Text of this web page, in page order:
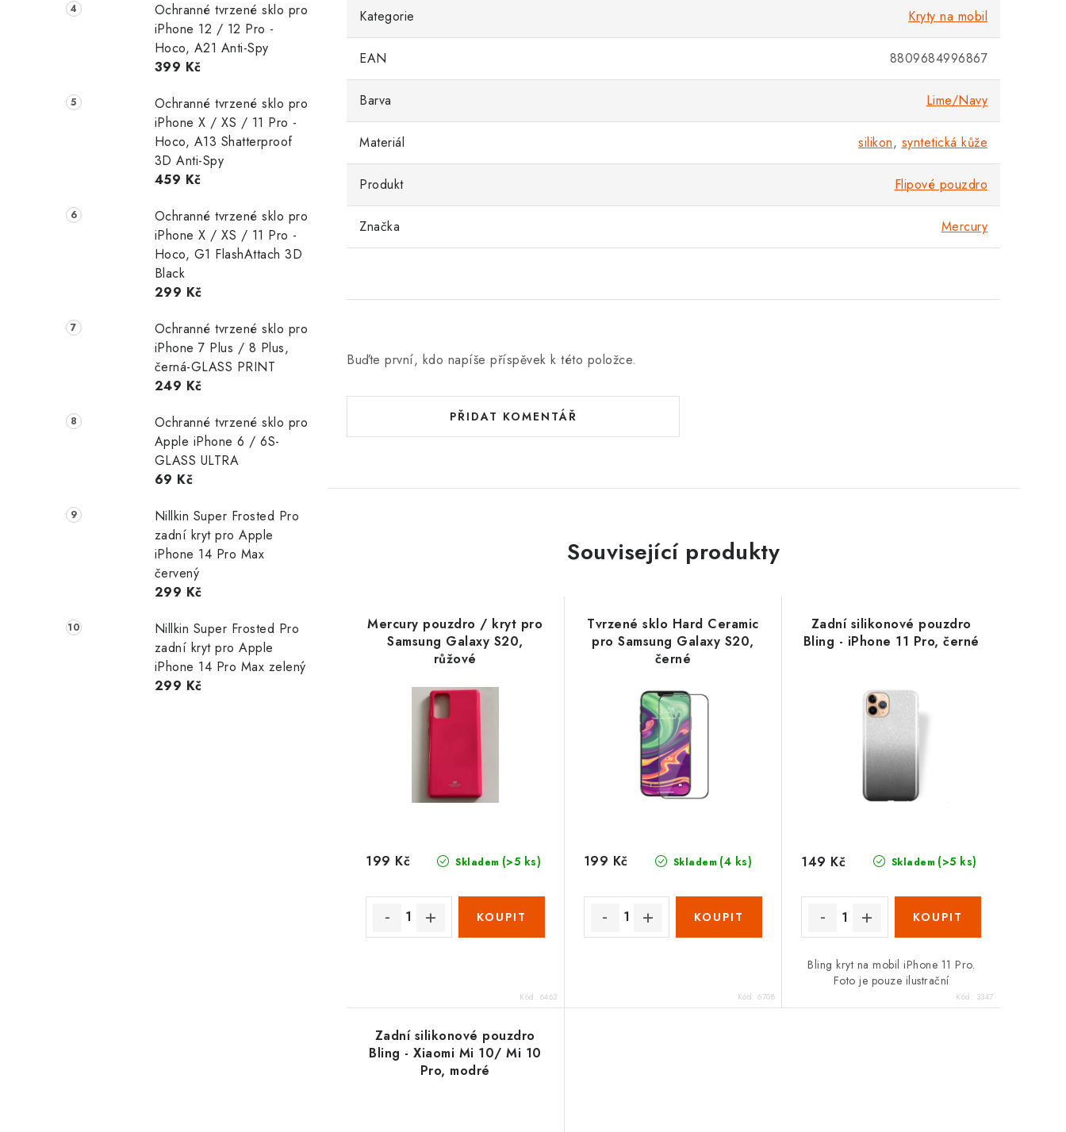
Ochranné tvrzené sklo pro
iPhone 12 / 12 Pro -
Hoco, A21 Anti-Spy
399 Kč
Ochranné tvrzené sklo pro
iPhone X / XS / 11 Pro -
Hoco, A13 Shatterproof
3D Anti-Spy
459 Kč
Ochranné tvrzené sklo pro
iPhone X / XS / 11 Pro -
Hoco, G1 FlashAttach 3D
Black
299 Kč
Ochranné tvrzené sklo pro
iPhone 7 Plus / 8 Plus,
černá-GLASS PRINT
249 Kč
Ochranné tvrzené sklo pro
Apple iPhone 6 / 6S-
GLASS ULTRA
69 Kč
Nillkin Super Frosted Pro
zadní kryt pro Apple
iPhone 14 Pro Max
červený
299 Kč
Nillkin Super Frosted Pro
zadní kryt pro Apple
iPhone 14 Pro Max zelený
299 Kč
Kategorie Kryty na mobil
EAN 8809684996867
Barva Lime/Navy
Materiál silikon, syntetická kůže
Produkt Flipové pouzdro
Značka Mercury
Buďte první, kdo napíše příspěvek k této položce.
PŘIDAT KOMENTÁŘ
Související produkty
Mercury pouzdro / kryt pro
Samsung Galaxy S20,
růžové
Skladem (>5 ks)
199 Kč
Kód: 6462
Tvrzené sklo Hard Ceramic
pro Samsung Galaxy S20,
černé
Skladem (4 ks)
199 Kč
Kód:6708
Zadní silikonové pouzdro
Bling - iPhone 11 Pro, černé
Skladem (>5 ks)
149 Kč
Bling kryt na mobil iPhone 11 Pro.
Foto je pouze ilustrační
Kód: 3347
Zadní silikonové pouzdro
Bling - Xiaomi Mi 10/ Mi 10
Pro, modré